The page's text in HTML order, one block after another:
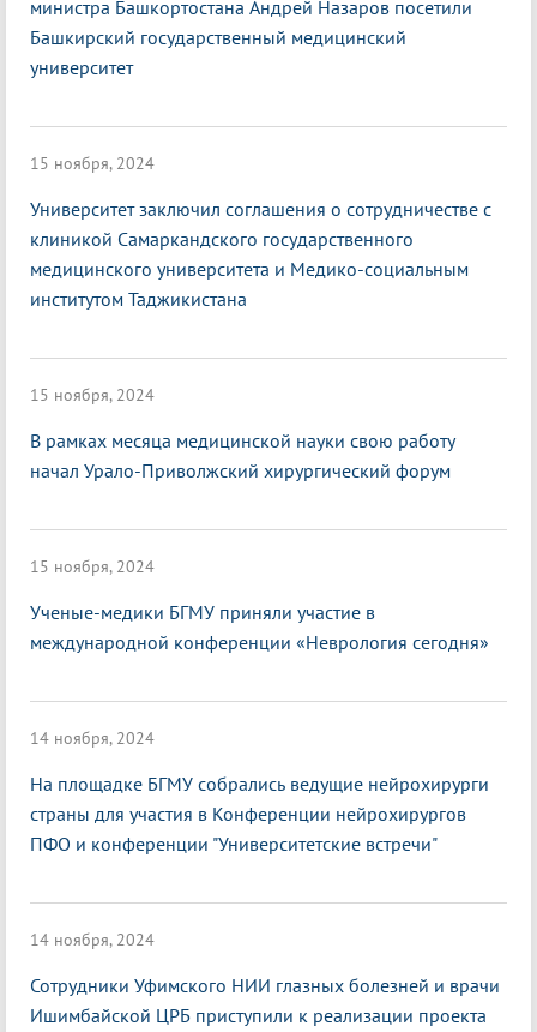
министра Башкортостана Андрей Назаров посетили
Башкирский государственный медицинский
университет
15 ноября, 2024
Университет заключил соглашения о сотрудничестве с
клиникой Самаркандского государственного
медицинского университета и Медико-социальным
институтом Таджикистана
15 ноября, 2024
В рамках месяца медицинской науки свою работу
начал Урало-Приволжский хирургический форум
15 ноября, 2024
Ученые-медики БГМУ приняли участие в
международной конференции «Неврология сегодня»
14 ноября, 2024
На площадке БГМУ собрались ведущие нейрохирурги
страны для участия в Конференции нейрохирургов
ПФО и конференции "Университетские встречи"
14 ноября, 2024
Сотрудники Уфимского НИИ глазных болезней и врачи
Ишимбайской ЦРБ приступили к реализации проекта